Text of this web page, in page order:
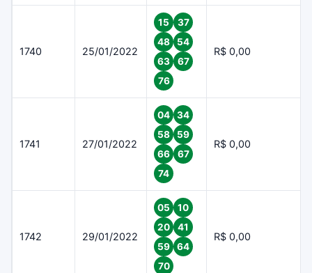
1740 25/01/2022
15
37
48
54
63
67
76
R$ 0,00
1741 27/01/2022
04
34
58
59
66
67
74
R$ 0,00
1742 29/01/2022
05
10
20
41
59
64
70
R$ 0,00